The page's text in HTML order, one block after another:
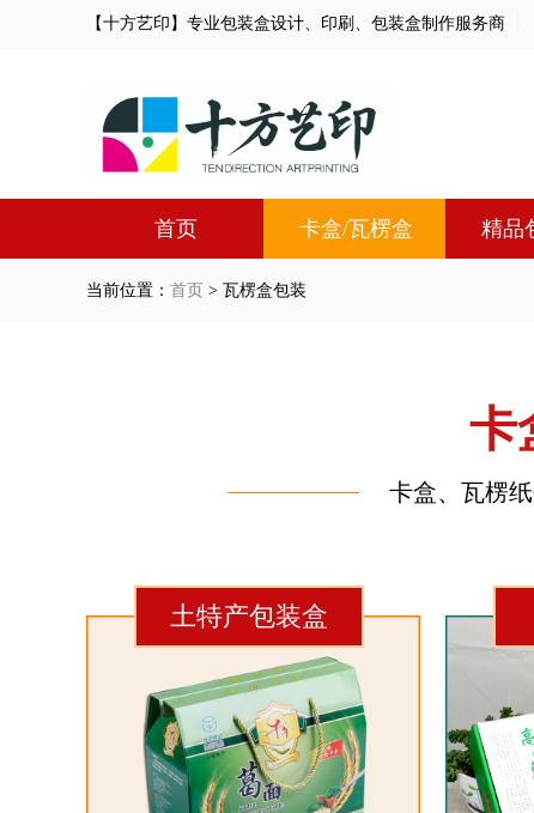
【十方艺印】专业包装盒设计、印刷、包装盒制作服务商
首页 卡盒/瓦楞盒 精品
当前位置： 首页 > 瓦楞盒包装
卡
卡盒、瓦楞
土特产包装盒